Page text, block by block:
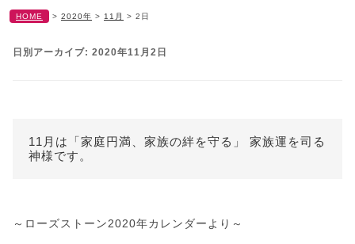
HOME > 2020年 > 11月 > 2日
日別アーカイブ: 2020年11月2日
11月は「家庭円満、家族の絆を守る」 家族運を司る
神様です。
～ローズストーン2020年カレンダーより～